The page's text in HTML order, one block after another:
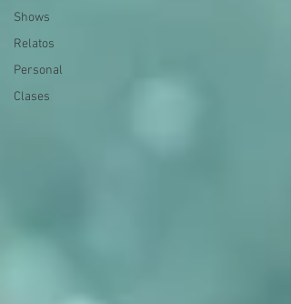
Shows
Relatos
Personal
Clases